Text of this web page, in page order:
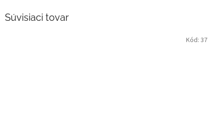
Súvisiaci tovar
Kód: 37